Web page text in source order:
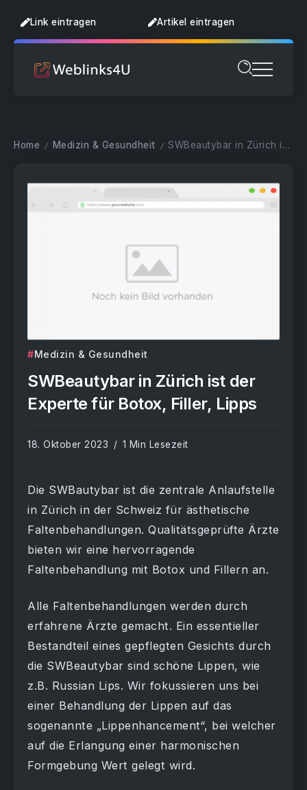
Link eintragen Artikel eintragen
Home / Medizin & Gesundheit / SWBeautybar in Zürich ist der Experte für Botox, Filler, Lipps
Medizin & Gesundheit
SWBeautybar in Zürich ist der
Experte für Botox, Filler, Lipps
18. Oktober 2023 1 Min Lesezeit
Die SWBautybar ist die zentrale Anlaufstelle
in Zürich in der Schweiz für ästhetische
Faltenbehandlungen. Qualitätsgeprüfte Ärzte
bieten wir eine hervorragende
Faltenbehandlung mit Botox und Fillern an.
Alle Faltenbehandlungen werden durch
erfahrene Ärzte gemacht. Ein essentieller
Bestandteil eines gepflegten Gesichts durch
die SWBeautybar sind schöne Lippen, wie
z.B. Russian Lips. Wir fokussieren uns bei
einer Behandlung der Lippen auf das
sogenannte „Lippenhancement“, bei welcher
auf die Erlangung einer harmonischen
Formgebung Wert gelegt wird.